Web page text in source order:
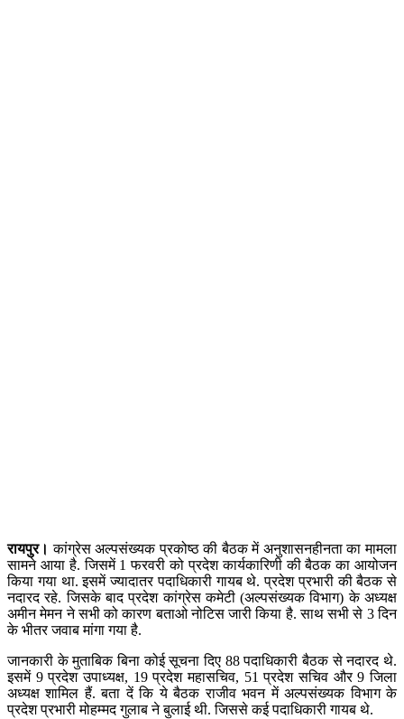
रायपुर। कांग्रेस अल्पसंख्यक प्रकोष्ठ की बैठक में अनुशासनहीनता का मामला
सामने आया है. जिसमें 1 फरवरी को प्रदेश कार्यकारिणी की बैठक का आयोजन
किया गया था. इसमें ज्यादातर पदाधिकारी गायब थे. प्रदेश प्रभारी की बैठक से
नदारद रहे. जिसके बाद प्रदेश कांग्रेस कमेटी (अल्पसंख्यक विभाग) के अध्यक्ष
अमीन मेमन ने सभी को कारण बताओ नोटिस जारी किया है. साथ सभी से 3 दिन
के भीतर जवाब मांगा गया है.
जानकारी के मुताबिक बिना कोई सूचना दिए 88 पदाधिकारी बैठक से नदारद थे.
इसमें 9 प्रदेश उपाध्यक्ष, 19 प्रदेश महासचिव, 51 प्रदेश सचिव और 9 जिला
अध्यक्ष शामिल हैं. बता दें कि ये बैठक राजीव भवन में अल्पसंख्यक विभाग के
प्रदेश प्रभारी मोहम्मद गुलाब ने बुलाई थी. जिससे कई पदाधिकारी गायब थे.